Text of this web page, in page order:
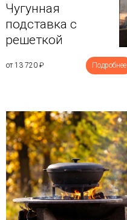
Чугунная
подставка с
решеткой
от 13 720 ₽ Подробнее